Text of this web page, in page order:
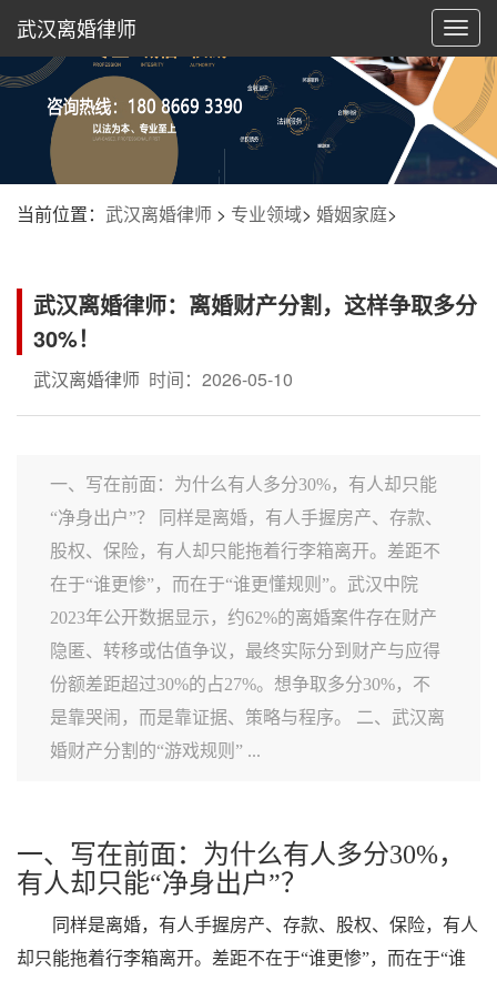
切
换
航
武汉离婚律师
当前位置： 武汉离婚律师 > 专业领域> 婚姻家庭>
武汉离婚律师：离婚财产分割，这样争取多分
30%！
武汉离婚律师 时间：2026-05-10
一、写在前面：为什么有人多分30%，有人却只能
“净身出户”？ 同样是离婚，有人手握房产、存款、
股权、保险，有人却只能拖着行李箱离开。差距不
在于“谁更惨”，而在于“谁更懂规则”。武汉中院
2023年公开数据显示，约62%的离婚案件存在财产
隐匿、转移或估值争议，最终实际分到财产与应得
份额差距超过30%的占27%。想争取多分30%，不
是靠哭闹，而是靠证据、策略与程序。 二、武汉离
婚财产分割的“游戏规则” ...
一、写在前面：为什么有人多分30%，
有人却只能“净身出户”？
同样是离婚，有人手握房产、存款、股权、保险，有人
却只能拖着行李箱离开。差距不在于“谁更惨”，而在于“谁